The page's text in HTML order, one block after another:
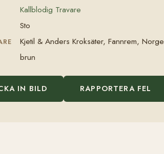
Kallblodig Travare
Sto
Kjetil & Anders Kroksäter, Fannrem, Norge
brun
IN BILD RAPPORTERA FEL